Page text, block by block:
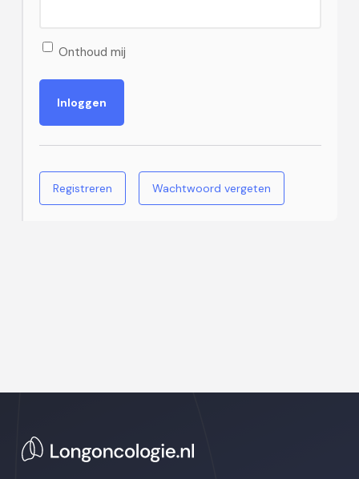
Onthoud mij
Registreren Wachtwoord vergeten